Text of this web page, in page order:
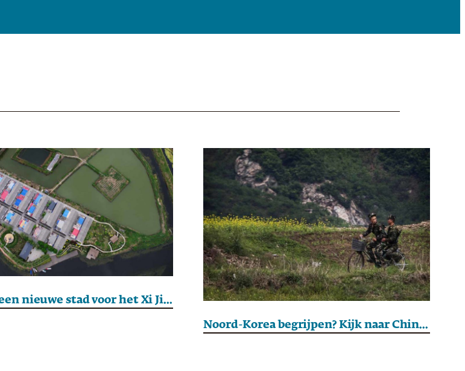
Xiongan: een nieuwe stad voor het Xi Jinping-tijdperk
Noord-Korea begrijpen? Kijk naar China in de jaren zestig